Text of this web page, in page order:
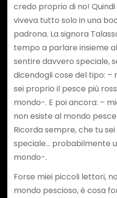
credo proprio di no!
viveva tutto solo in una
padrona. La signora
tempo a parlare insieme
sentire davvero speciale,
dicendogli cose del tipo: –
sei proprio il pesce più
mondo-. E poi ancora: –
non esiste al mondo
Ricorda sempre, che tu
speciale… probabilmente
mondo-.
Forse miei piccoli lettori,
mondo pescioso, è cosa